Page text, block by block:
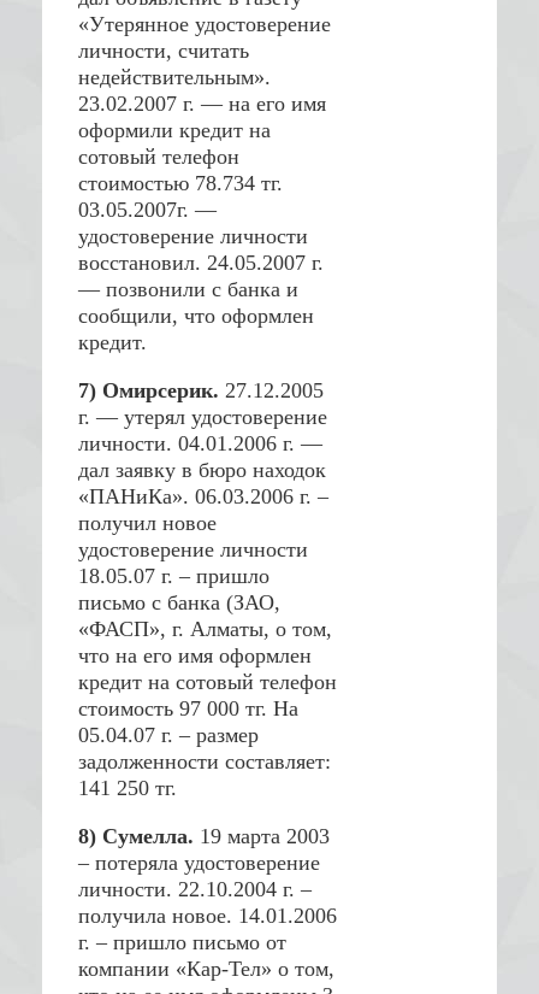
«Утерянное удостоверение
личности, считать
недействительным».
23.02.2007 г. — на его имя
оформили кредит на
сотовый телефон
стоимостью 78.734 тг.
03.05.2007г. —
удостоверение личности
восстановил. 24.05.2007 г.
— позвонили с банка и
сообщили, что оформлен
кредит.
7) Омирсерик. 27.12.2005
г. — утерял удостоверение
личности. 04.01.2006 г. —
дал заявку в бюро находок
«ПАНиКа». 06.03.2006 г. –
получил новое
удостоверение личности
18.05.07 г. – пришло
письмо с банка (ЗАО,
«ФАСП», г. Алматы, о том,
что на его имя оформлен
кредит на сотовый телефон
стоимость 97 000 тг. На
05.04.07 г. – размер
задолженности составляет:
141 250 тг.
8) Сумелла. 19 марта 2003
– потеряла удостоверение
личности. 22.10.2004 г. –
получила новое. 14.01.2006
г. – пришло письмо от
компании «Кар-Тел» о том,